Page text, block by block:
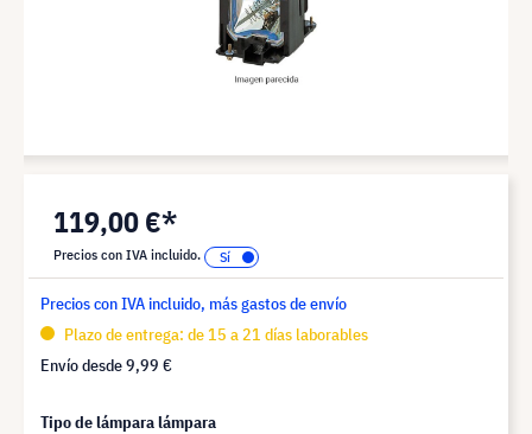
119,00 €*
Precios con IVA incluido.
Precios con IVA incluido, más gastos de envío
Plazo de entrega: de 15 a 21 días laborables
Envío desde9,99 €
Tipo de lámpara lámpara